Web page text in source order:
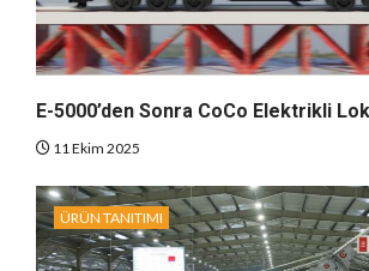
E-5000’den Sonra CoCo Elektrikli
11 Ekim 2025
ÜRÜN TANITIMI